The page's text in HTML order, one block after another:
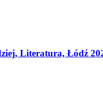
Literatura, Łódź